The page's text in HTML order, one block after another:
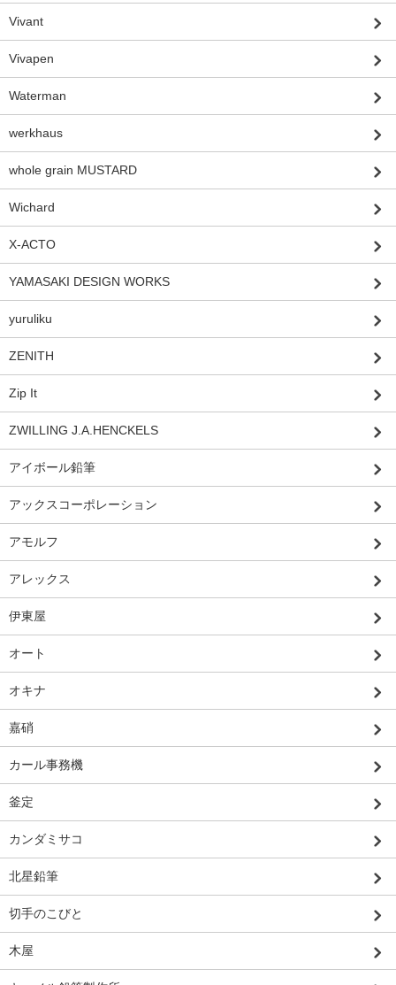
Vivant
Vivapen
Waterman
werkhaus
whole grain MUSTARD
Wichard
X-ACTO
YAMASAKI DESIGN WORKS
yuruliku
ZENITH
Zip It
ZWILLING J.A.HENCKELS
アイボール鉛筆
アックスコーポレーション
アモルフ
アレックス
伊東屋
オート
オキナ
嘉硝
カール事務機
釜定
カンダミサコ
北星鉛筆
切手のこびと
木屋